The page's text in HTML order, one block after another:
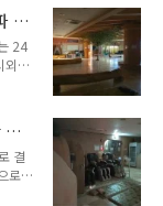
있격
살
만원
도,
도
행
-
24
외버
있
요.
해
는
위
씬
찜
결
로
와